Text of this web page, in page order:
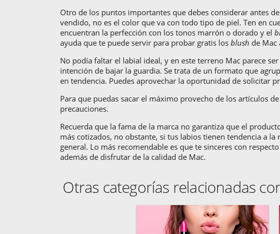
Otro de los puntos importantes que debes considerar antes
vendido, no es el color que va con todo tipo de piel. Ten en
encuentran la perfección con los tonos marrón o dorado y el
ayuda que te puede servir para probar gratis losblush de Mac
No podía faltar el labial ideal, y en este terreno Mac parece
intención de bajar la guardia. Se trata de un formato que
en tendencia. Puedes aprovechar la oportunidad de solicitar
Para que puedas sacar el máximo provecho de los artículos
precauciones.
Recuerda que la fama de la marca no garantiza que el
más cotizados, no obstante, si tus labios tienen tendencia a
general. Lo más recomendable es que te sinceres con
además de disfrutar de la calidad de Mac.
Otras categorías relacionadas